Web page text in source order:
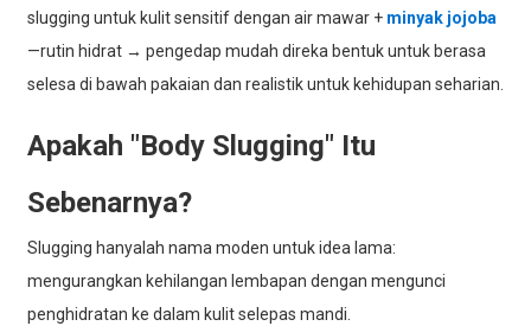
slugging untuk kulit sensitif dengan air mawar + minyak jojoba
—rutin hidrat → pengedap mudah direka bentuk untuk berasa
selesa di bawah pakaian dan realistik untuk kehidupan seharian.
Apakah "Body Slugging" Itu
Sebenarnya?
Slugging hanyalah nama moden untuk idea lama:
mengurangkan kehilangan lembapan dengan mengunci
penghidratan ke dalam kulit selepas mandi.